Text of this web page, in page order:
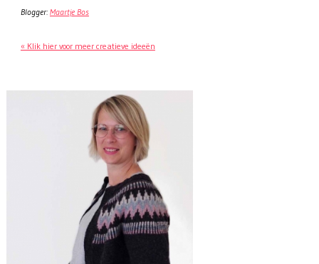
Blogger: Maartje Bos
« Klik hier voor meer creatieve ideeën